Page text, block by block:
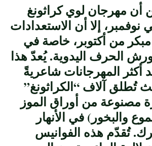
أن مهرجان لوي كراثونغ
نوفمبر، إلا أن الاستعدادات
من أكتوبر، خاصة في
الحرف اليدوية. يُعدّ هذا
أكثر المهرجانات شاعريةً
تُطلق آلاف “الكراثونغ”
مصنوعة من أوراق الموز
والبخور) في الأنهار
تُقدّم هذه الفوانيس